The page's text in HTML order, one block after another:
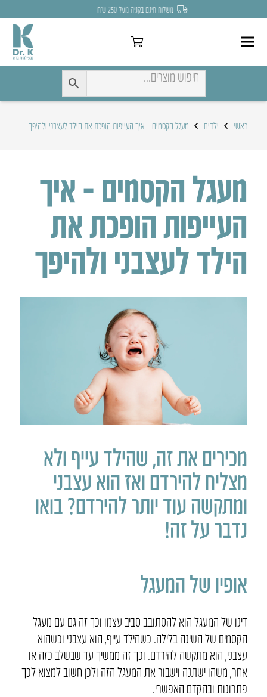
משלוח חינם בקניה מעל 250 ש״ח
ראשי ילדים מעגל הקסמים – איך העייפות הופכת את הילד לעצבני ולהיפך
מעגל הקסמים – איך
העייפות הופכת את
הילד לעצבני ולהיפך
מכירים את זה, שהילד עייף ולא
מצליח להירדם ואז הוא עצבני
ומתקשה עוד יותר להירדם? בואו
נדבר על זה!
אופיו של המעגל
דינו של המעגל הוא להסתובב סביב עצמו וכך זה גם עם מעגל
הקסמים של השינה בלילה. כשהילד עייף, הוא עצבני וכשהוא
עצבני, הוא מתקשה להירדם. וכך זה ממשיך עד שבשלב כזה או
אחר, משהו ישתנה וישבור את המעגל הזה ולכן חשוב למצוא לכך
פתרונות ובהקדם האפשרי.